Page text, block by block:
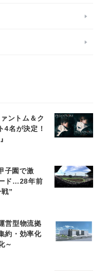
ントム＆ク
4名が決定！
子園で激
ド…28年前
”
営型物流拠
約・効率化
～